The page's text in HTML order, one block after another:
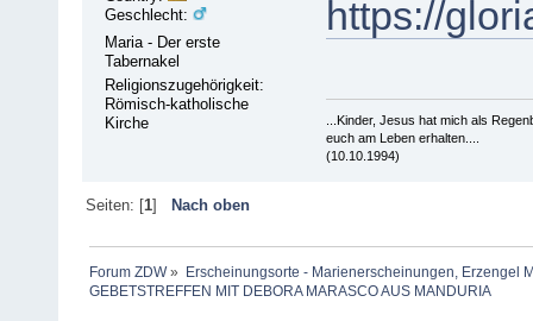
Geschlecht:
Maria - Der erste
Tabernakel
Religionszugehörigkeit:
Römisch-katholische
Kirche
https://
...Kinder, Jesus hat mich als
euch am Leben erhalten....
(10.10.1994)
Seiten: [1] Nach oben
Forum ZDW» Erscheinungsorte - Marienerscheinungen, Erzengel
GEBETSTREFFEN MIT DEBORA MARASCO AUS MANDURIA